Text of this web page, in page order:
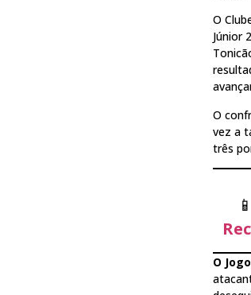
O
Júnior
O
vez a
três
📱
O Jogo